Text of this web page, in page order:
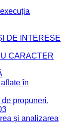
DE INTERESE
CARACTER
în
propuneri,
și analizarea